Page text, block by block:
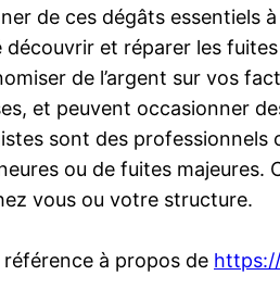
de ces dégâts essentiels
découvrir et réparer les
de l’argent sur vos
et peuvent occasionner
sont des professionnels
ou de fuites majeures.
vous ou votre structure.
à propos de